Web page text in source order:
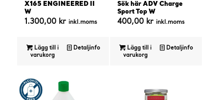
X165 ENGINEERED II
W
1.300,00 kr inkl.moms
Lägg till i
varukorg
Detaljinfo
Sök här ADV Charge
Sport Top W
400,00 kr inkl.moms
Lägg till i
varukorg
Detaljinfo